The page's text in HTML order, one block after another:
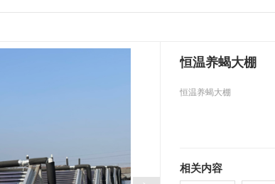
恒温养蝎大棚
恒温养蝎大棚
相关内容